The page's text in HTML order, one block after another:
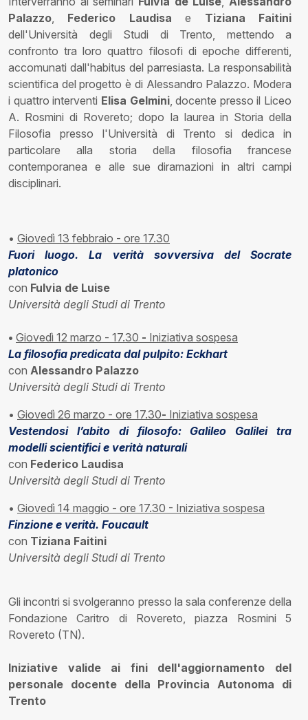
Palazzo, Federico Laudisa e Tiziana Faitini
dell'Università degli Studi di Trento, mettendo a
confronto tra loro quattro filosofi di epoche differenti,
accomunati dall'habitus del parresiasta. La responsabilità
scientifica del progetto è di Alessandro Palazzo. Modera
i quattro interventi Elisa Gelmini, docente presso il Liceo
A. Rosmini di Rovereto; dopo la laurea in Storia della
Filosofia presso l'Università di Trento si dedica in
particolare alla storia della filosofia francese
contemporanea e alle sue diramazioni in altri campi
disciplinari.
• Giovedì 13 febbraio - ore 17.30
Fuori luogo. La verità sovversiva del Socrate
platonico
con Fulvia de Luise
Università degli Studi di Trento
• Giovedì 12 marzo - 17.30 - Iniziativa sospesa
La filosofia predicata dal pulpito: Eckhart
con Alessandro Palazzo
Università degli Studi di Trento
• Giovedì 26 marzo - ore 17.30- Iniziativa sospesa
Vestendosi l’abito di filosofo: Galileo Galilei tra
modelli scientifici e verità naturali
con Federico Laudisa
Università degli Studi di Trento
• Giovedì 14 maggio - ore 17.30 - Iniziativa sospesa
Finzione e verità. Foucault
con Tiziana Faitini
Università degli Studi di Trento
Gli incontri si svolgeranno presso la sala conferenze della
Fondazione Caritro di Rovereto, piazza Rosmini 5
Rovereto (TN).
Iniziative valide ai fini dell'aggiornamento del
personale docente della Provincia Autonoma di
Trento